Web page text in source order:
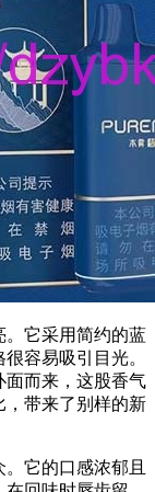
。它采用简约的蓝
容易吸引目光。
面而来，这股香气
，带来了别样的新
它的口感浓郁且